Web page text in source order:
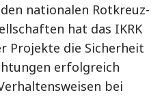
nationalen Rotkreuz-
hat das IKRK
Projekte die Sicherheit
erfolgreich
bei